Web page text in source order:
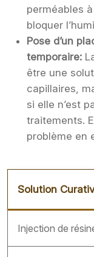
perméables
bloquer
Pose d’un
temporaire:
être une
capillaires,
si elle n’est
traitements.
problème en
Solution
Injection de